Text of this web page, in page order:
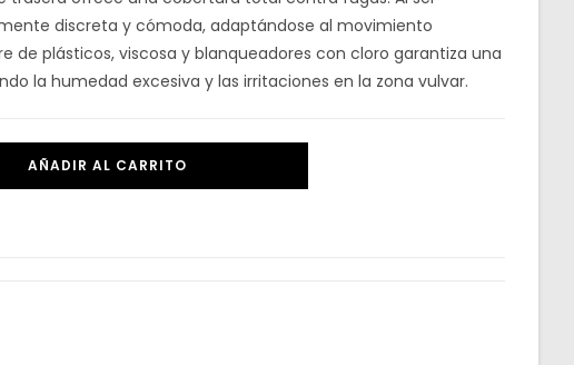
discreta y cómoda, adaptándose al movimiento
de plásticos, viscosa y blanqueadores con cloro garantiza una
la humedad excesiva y las irritaciones en la zona vulvar.
AÑADIR AL CARRITO